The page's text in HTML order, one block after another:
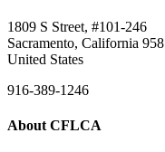
1809 S Street, #101-246
Sacramento, California
United States
916-389-1246
About CFLCA